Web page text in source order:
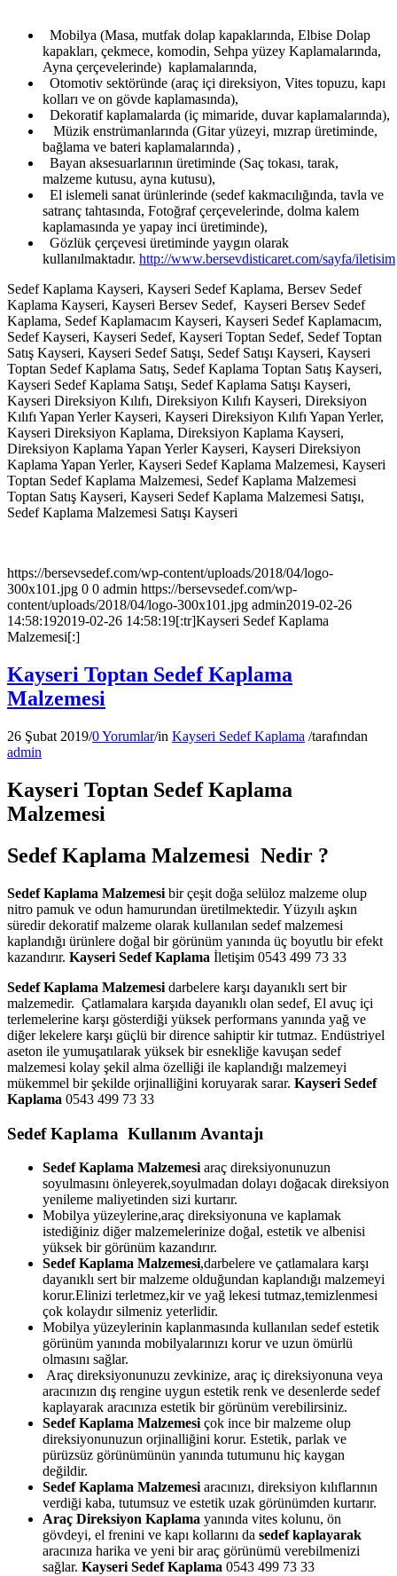
Mobilya (Masa, mutfak dolap kapaklarında, Elbise Dolap
kapakları, çekmece, komodin, Sehpa yüzey Kaplamalarında,
Ayna çerçevelerinde) kaplamalarında,
Otomotiv sektöründe (araç içi direksiyon, Vites topuzu, kapı
kolları ve on gövde kaplamasında),
Dekoratif kaplamalarda (iç mimaride, duvar kaplamalarında),
Müzik enstrümanlarında (Gitar yüzeyi, mızrap üretiminde,
bağlama ve bateri kaplamalarında) ,
Bayan aksesuarlarının üretiminde (Saç tokası, tarak,
malzeme kutusu, ayna kutusu),
El islemeli sanat ürünlerinde (sedef kakmacılığında, tavla ve
satranç tahtasında, Fotoğraf çerçevelerinde, dolma kalem
kaplamasında ye yapay inci üretiminde),
Gözlük çerçevesi üretiminde yaygın olarak
kullanılmaktadır. http://www.bersevdisticaret.com/sayfa/iletisim
Sedef Kaplama Kayseri, Kayseri Sedef Kaplama, Bersev Sedef
Kaplama Kayseri, Kayseri Bersev Sedef, Kayseri Bersev Sedef
Kaplama, Sedef Kaplamacım Kayseri, Kayseri Sedef Kaplamacım,
Sedef Kayseri, Kayseri Sedef, Kayseri Toptan Sedef, Sedef Toptan
Satış Kayseri, Kayseri Sedef Satışı, Sedef Satışı Kayseri, Kayseri
Toptan Sedef Kaplama Satış, Sedef Kaplama Toptan Satış Kayseri,
Kayseri Sedef Kaplama Satışı, Sedef Kaplama Satışı Kayseri,
Kayseri Direksiyon Kılıfı, Direksiyon Kılıfı Kayseri, Direksiyon
Kılıfı Yapan Yerler Kayseri, Kayseri Direksiyon Kılıfı Yapan Yerler,
Kayseri Direksiyon Kaplama, Direksiyon Kaplama Kayseri,
Direksiyon Kaplama Yapan Yerler Kayseri, Kayseri Direksiyon
Kaplama Yapan Yerler, Kayseri Sedef Kaplama Malzemesi, Kayseri
Toptan Sedef Kaplama Malzemesi, Sedef Kaplama Malzemesi
Toptan Satış Kayseri, Kayseri Sedef Kaplama Malzemesi Satışı,
Sedef Kaplama Malzemesi Satışı Kayseri
https://bersevsedef.com/wp-content/uploads/2018/04/logo-
300x101.jpg 0 0 admin https://bersevsedef.com/wp-
content/uploads/2018/04/logo-300x101.jpg admin2019-02-26
14:58:192019-02-26 14:58:19[:tr]Kayseri Sedef Kaplama
Malzemesi[:]
Kayseri Toptan Sedef Kaplama
Malzemesi
26 Şubat 2019/0 Yorumlar/in Kayseri Sedef Kaplama /tarafından
admin
Kayseri Toptan Sedef Kaplama
Malzemesi
Sedef Kaplama Malzemesi Nedir ?
Sedef Kaplama Malzemesi bir çeşit doğa selüloz malzeme olup
nitro pamuk ve odun hamurundan üretilmektedir. Yüzyılı aşkın
süredir dekoratif malzeme olarak kullanılan sedef malzemesi
kaplandığı ürünlere doğal bir görünüm yanında üç boyutlu bir efekt
kazandırır. Kayseri Sedef Kaplama İletişim 0543 499 73 33
Sedef Kaplama Malzemesi darbelere karşı dayanıklı sert bir
malzemedir. Çatlamalara karşıda dayanıklı olan sedef, El avuç içi
terlemelerine karşı gösterdiği yüksek performans yanında yağ ve
diğer lekelere karşı güçlü bir dirence sahiptir kir tutmaz. Endüstriyel
aseton ile yumuşatılarak yüksek bir esnekliğe kavuşan sedef
malzemesi kolay şekil alma özelliği ile kaplandığı malzemeyi
mükemmel bir şekilde orjinalliğini koruyarak sarar. Kayseri Sedef
Kaplama 0543 499 73 33
Sedef Kaplama Kullanım Avantajı
Sedef Kaplama Malzemesi araç direksiyonunuzun
soyulmasını önleyerek,soyulmadan dolayı doğacak direksiyon
yenileme maliyetinden sizi kurtarır.
Mobilya yüzeylerine,araç direksiyonuna ve kaplamak
istediğiniz diğer malzemelerinize doğal, estetik ve albenisi
yüksek bir görünüm kazandırır.
Sedef Kaplama Malzemesi,darbelere ve çatlamalara karşı
dayanıklı sert bir malzeme olduğundan kaplandığı malzemeyi
korur.Elinizi terletmez,kir ve yağ lekesi tutmaz,temizlenmesi
çok kolaydır silmeniz yeterlidir.
Mobilya yüzeylerinin kaplanmasında kullanılan sedef estetik
görünüm yanında mobilyalarınızı korur ve uzun ömürlü
olmasını sağlar.
Araç direksiyonunuzu zevkinize, araç iç direksiyonuna veya
aracınızın dış rengine uygun estetik renk ve desenlerde sedef
kaplayarak aracınıza estetik bir görünüm verebilirsiniz.
Sedef Kaplama Malzemesi çok ince bir malzeme olup
direksiyonunuzun orjinalliğini korur. Estetik, parlak ve
pürüzsüz görünümünün yanında tutumunu hiç kaygan
değildir.
Sedef Kaplama Malzemesi aracınızı, direksiyon kılıflarının
verdiği kaba, tutumsuz ve estetik uzak görünümden kurtarır.
Araç Direksiyon Kaplama yanında vites kolunu, ön
gövdeyi, el frenini ve kapı kollarını da sedef kaplayarak
aracınıza harika ve yeni bir araç görünümü verebilmenizi
sağlar. Kayseri Sedef Kaplama 0543 499 73 33